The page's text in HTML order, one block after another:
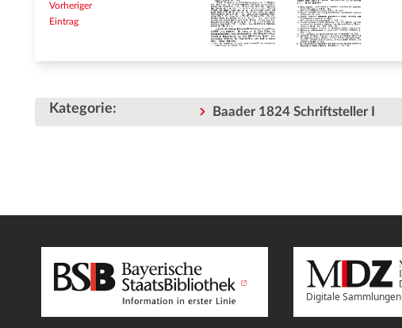
Vorheriger
Eintrag
Kategorie: Baader 1824 Schriftsteller I
Digitale Sammlungen